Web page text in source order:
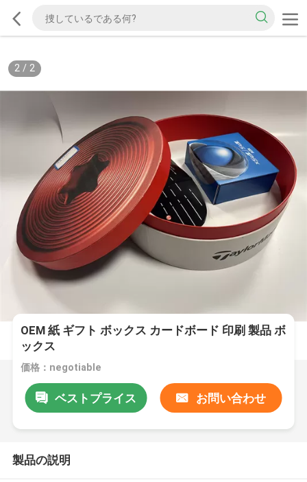
2/ 2
OEM 紙 ギフト ボックス カードボード 印刷 製品 ボ
ックス
価格：negotiable
ベストプライス お問い合わせ
製品の説明